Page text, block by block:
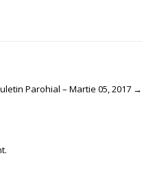
Parohial – Martie 05, 2017 →